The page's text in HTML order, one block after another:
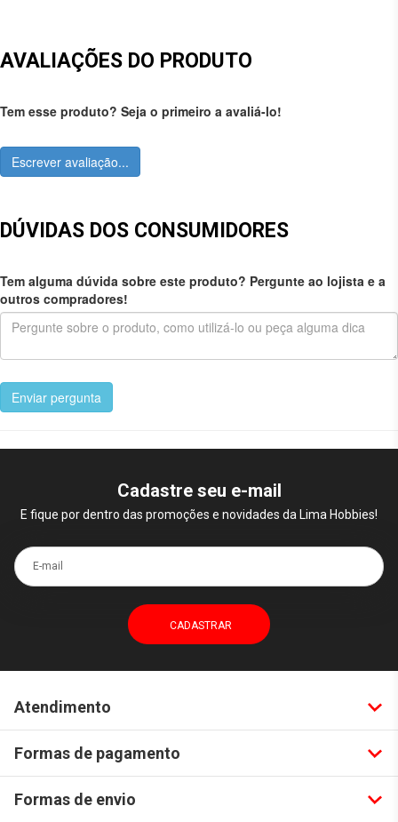
AVALIAÇÕES DO PRODUTO
Tem esse produto? Seja o primeiro a avaliá-lo!
Escrever avaliação...
DÚVIDAS DOS CONSUMIDORES
Tem alguma dúvida sobre este produto? Pergunte ao lojista e a
outros compradores!
Enviar pergunta
Cadastre seu e-mail
E fique por dentro das promoções e novidades da Lima Hobbies!
E-mail
Atendimento
Formas de pagamento
Formas de envio